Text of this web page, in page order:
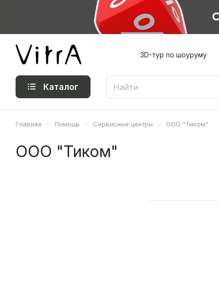
3D-тур по шоуруму
Каталог
Главная – Помощь – Сервисные центры – ООО "Тиком"
ООО "Тиком"